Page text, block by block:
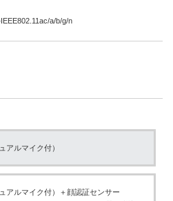
a/b/g/n
アルマイク付）
アルマイク付）＋顔認証センサー